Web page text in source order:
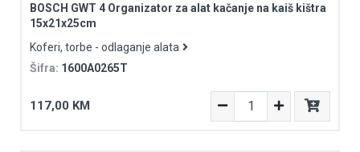
BOSCH GWT 4 Organizator za alat kačanje na kaiš kištra
15x21x25cm
Koferi, torbe - odlaganje alata
Šifra: 1600A0265T
117,00 KM